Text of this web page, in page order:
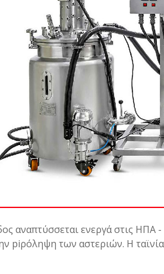
αναπτύσσεται ενεργά στις ΗΠΑ -
piρόληψη των αστεριών. Η